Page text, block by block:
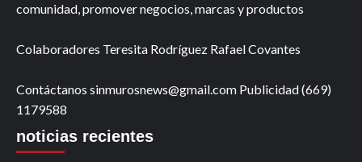
comunidad, promover negocios, marcas y productos
Colaboradores Teresita Rodríguez Rafael Covantes
Contáctanos sinmurosnews@gmail.com Publicidad (669)
1179588
noticias recientes